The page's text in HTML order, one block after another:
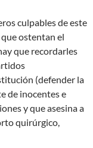
culpables de este
ostentan el
que recordarles
(defender la
de inocentes e
y que asesina a
quirúrgico,